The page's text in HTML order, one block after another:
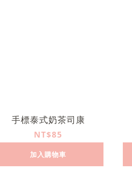
手標泰式奶茶司康
NT$85
加入購物車